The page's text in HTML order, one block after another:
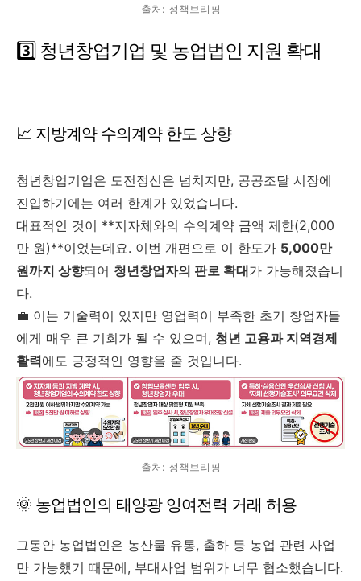
출처: 정책브리핑
3️⃣ 청년창업기업 및 농업법인 지원 확대
📈 지방계약 수의계약 한도 상향
청년창업기업은 도전정신은 넘치지만, 공공조달 시장에
진입하기에는 여러 한계가 있었습니다.
대표적인 것이 **지자체와의 수의계약 금액 제한(2,000
만 원)**이었는데요. 이번 개편으로 이 한도가 5,000만
원까지 상향되어 청년창업자의 판로 확대가 가능해졌습니
다.
💼 이는 기술력이 있지만 영업력이 부족한 초기 창업자들
에게 매우 큰 기회가 될 수 있으며, 청년 고용과 지역경제
활력에도 긍정적인 영향을 줄 것입니다.
출처: 정책브리핑
🌞 농업법인의 태양광 잉여전력 거래 허용
그동안 농업법인은 농산물 유통, 출하 등 농업 관련 사업
만 가능했기 때문에, 부대사업 범위가 너무 협소했습니다.